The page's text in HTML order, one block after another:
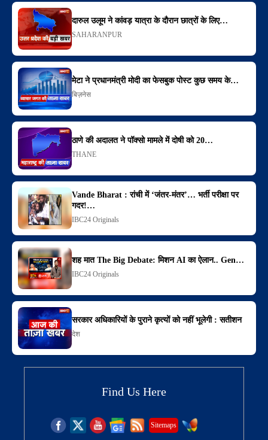
दारुल उलूम ने कांवड़ यात्रा के दौरान छात्रों के लिए…
SAHARANPUR
मेटा ने प्रधानमंत्री मोदी का फेसबुक पोस्ट कुछ समय के…
बिज़नेस
ठाणे की अदालत ने पॉक्सो मामले में दोषी को 20…
THANE
Vande Bharat : रांची में ‘जंतर-मंतर’… भर्ती परीक्षा पर
गदर!…
IBC24 Originals
शह मात The Big Debate: मिशन AI का ऐलान.. Gen…
IBC24 Originals
सरकार अधिकारियों के पुराने कृत्यों को नहीं भूलेगी : सतीशन
देश
Find Us Here
Sitemaps